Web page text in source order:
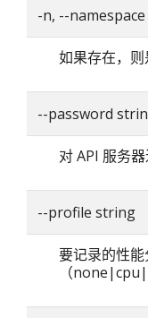
-n, --
如果存在，则
--password
对 API 服务
--profile string
要记录的性
（